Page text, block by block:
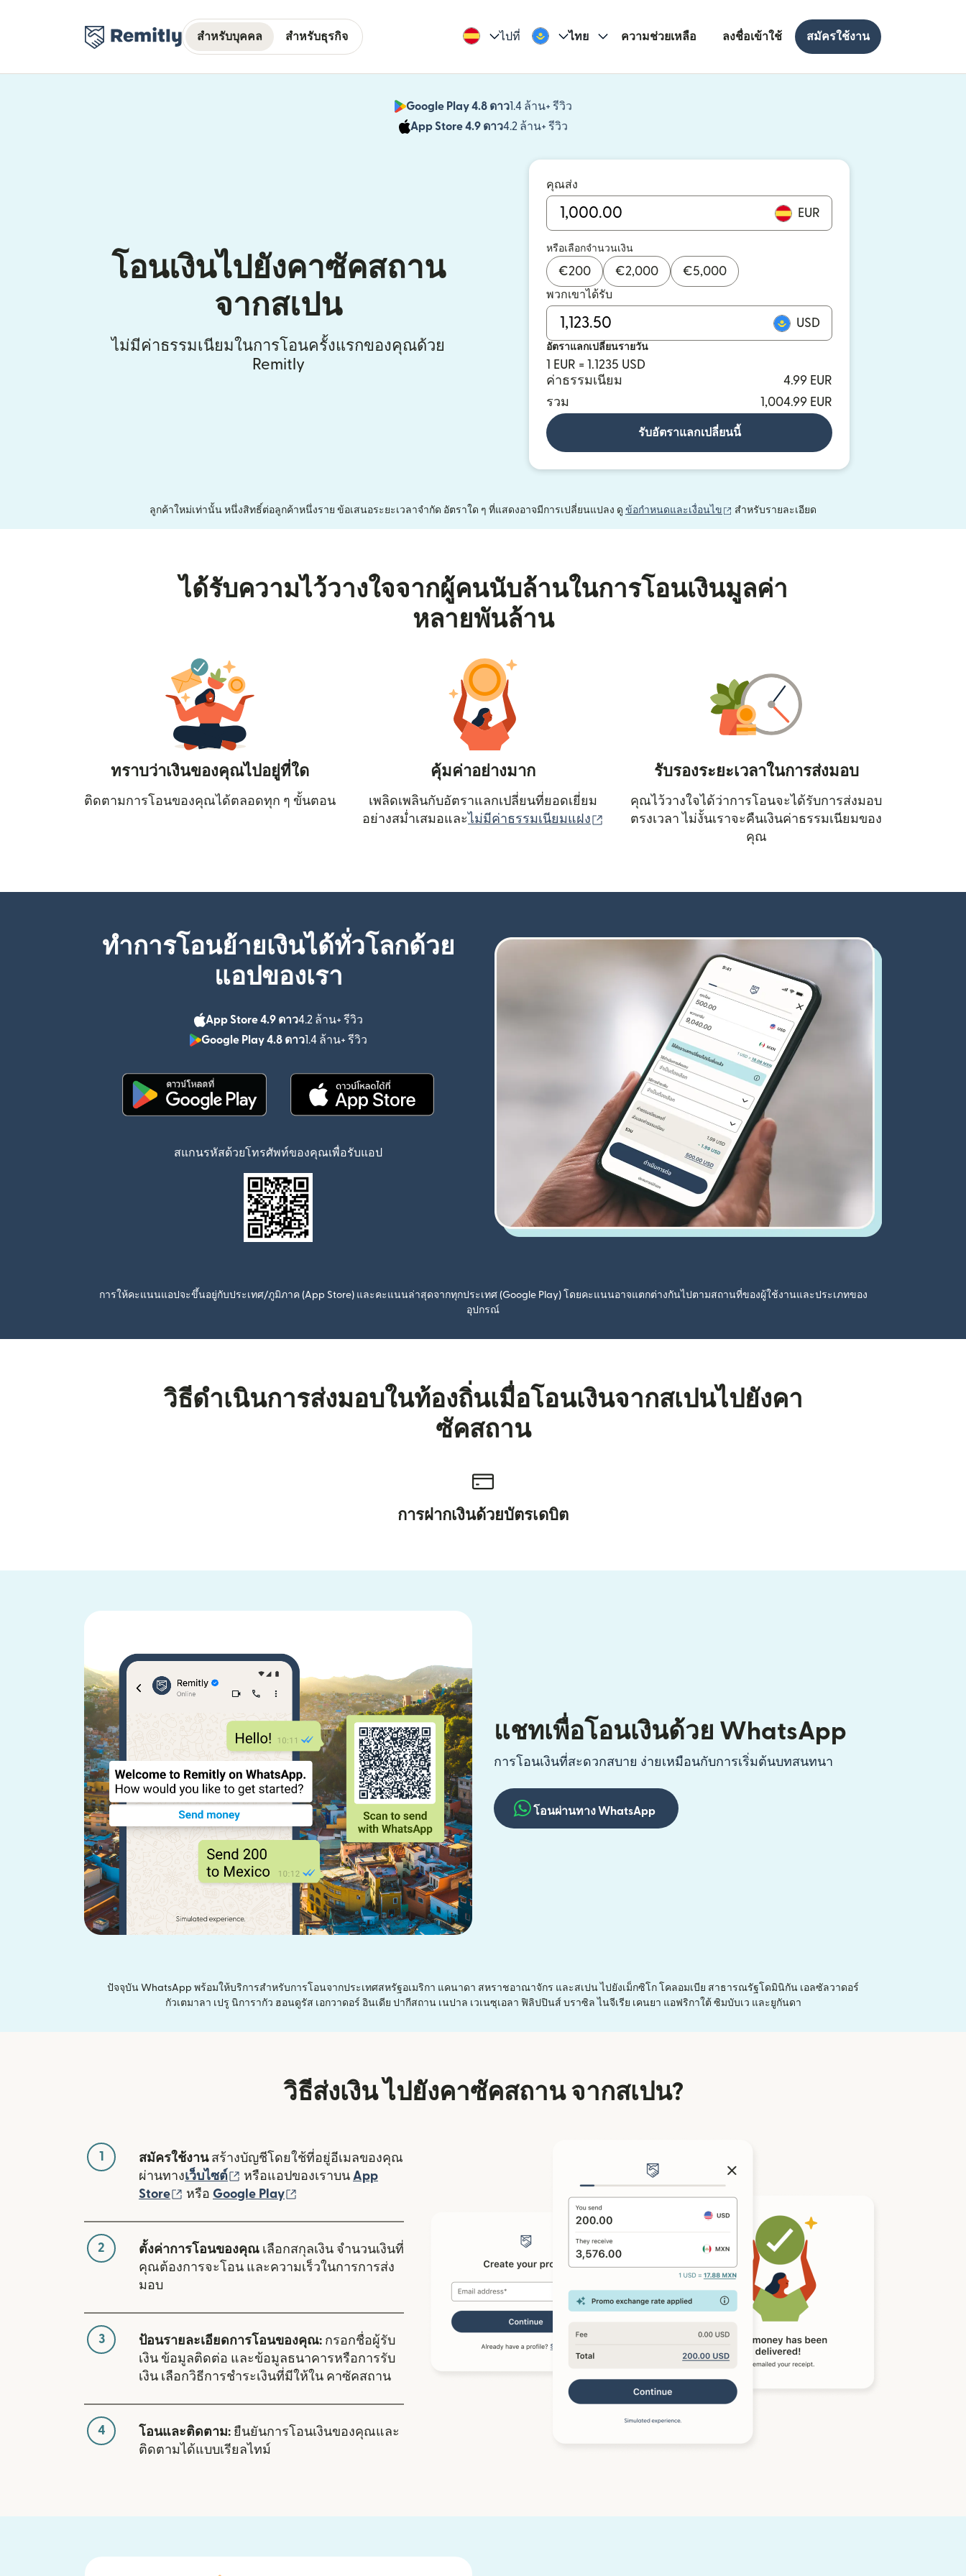
สำหรับบุคคล สำหรับธุรกิจ ไปที่ ไทย ความช่วยเหลือ ลงชื่อเข้าใช้ สมัครใช้งาน
Google Play 4.8 ดาว1.4 ล้าน+ รีวิว
(เปิดในหน้าต่างใหม่)
App Store 4.9 ดาว4.2 ล้าน+ รีวิว
(เปิดในหน้าต่างใหม่)
โอนเงินไปยังคาซัคสถาน
จากสเปน
ไม่มีค่าธรรมเนียมในการโอนครั้งแรกของคุณด้วย
Remitly
คุณส่ง
EUR
หรือเลือกจำนวนเงิน
€200 €2,000 €5,000
พวกเขาได้รับ
USD
อัตราแลกเปลี่ยนรายวัน
1 EUR = 1.1235 USD
ค่าธรรมเนียม
4.99 EUR
รวม
1,004.99 EUR
รับอัตราแลกเปลี่ยนนี้
ลูกค้าใหม่เท่านั้น หนึ่งสิทธิ์ต่อลูกค้าหนึ่งราย ข้อเสนอระยะเวลาจำกัด อัตราใด ๆ ที่แสดงอาจมีการเปลี่ยนแปลง ดู ข้อกำหนดและเงื่อนไข (เปิดในหน้าต่างใหม่)
สำหรับรายละเอียด
ได้รับความไว้วางใจจากผู้คนนับล้านในการโอนเงินมูลค่า
หลายพันล้าน
ทราบว่าเงินของคุณไปอยู่ที่ใด
ติดตามการโอนของคุณได้ตลอดทุก ๆ ขั้นตอน
คุ้มค่าอย่างมาก
เพลิดเพลินกับอัตราแลกเปลี่ยนที่ยอดเยี่ยม
อย่างสม่ำเสมอและ ไม่มีค่าธรรมเนียมแฝง (เปิดในหน้าต่างใหม่)
รับรองระยะเวลาในการส่งมอบ
คุณไว้วางใจได้ว่าการโอนจะได้รับการส่งมอบ
ตรงเวลา ไม่งั้นเราจะคืนเงินค่าธรรมเนียมของ
คุณ
ทำการโอนย้ายเงินได้ทั่วโลกด้วย
แอปของเรา
App Store 4.9 ดาว4.2 ล้าน+ รีวิว
(เปิดในหน้าต่างใหม่)
Google Play 4.8 ดาว1.4 ล้าน+ รีวิว
(เปิดในหน้าต่างใหม่)
สแกนรหัสด้วยโทรศัพท์ของคุณเพื่อรับแอป
การให้คะแนนแอปจะขึ้นอยู่กับประเทศ/ภูมิภาค (App Store) และคะแนนล่าสุดจากทุกประเทศ (Google Play) โดยคะแนนอาจแตกต่างกันไปตามสถานที่ของผู้ใช้งานและประเภทของ
อุปกรณ์
วิธีดำเนินการส่งมอบในท้องถิ่นเมื่อโอนเงินจากสเปนไปยังคา
ซัคสถาน
การฝากเงินด้วยบัตรเดบิต
แชทเพื่อโอนเงินด้วย WhatsApp
การโอนเงินที่สะดวกสบาย ง่ายเหมือนกับการเริ่มต้นบทสนทนา
โอนผ่านทาง WhatsApp
ปัจจุบัน WhatsApp พร้อมให้บริการสำหรับการโอนจากประเทศสหรัฐอเมริกา แคนาดา สหราชอาณาจักร และสเปน ไปยังเม็กซิโก โคลอมเบีย สาธารณรัฐโดมินิกัน เอลซัลวาดอร์
กัวเตมาลา เปรู นิการากัว ฮอนดูรัส เอกวาดอร์ อินเดีย ปากีสถาน เนปาล เวเนซุเอลา ฟิลิปปินส์ บราซิล ไนจีเรีย เคนยา แอฟริกาใต้ ซิมบับเว และยูกันดา
วิธีส่งเงิน ไปยังคาซัคสถาน จากสเปน?
1 สมัครใช้งานสร้างบัญชีโดยใช้ที่อยู่อีเมลของคุณ
ผ่านทางเว็บไซต์ (เปิดในหน้าต่างใหม่)
หรือแอปของเราบน App
Store
(เปิดในหน้าต่างใหม่)
หรือ Google Play
2 ตั้งค่าการโอนของคุณ เลือกสกุลเงิน จำนวนเงินที่
คุณต้องการจะโอน และความเร็วในการการส่ง
มอบ
3 ป้อนรายละเอียดการโอนของคุณ: กรอกชื่อผู้รับ
เงิน ข้อมูลติดต่อ และข้อมูลธนาคารหรือการรับ
เงิน เลือกวิธีการชำระเงินที่มีให้ใน คาซัคสถาน
4 โอนและติดตาม: ยืนยันการโอนเงินของคุณและ
ติดตามได้แบบเรียลไทม์